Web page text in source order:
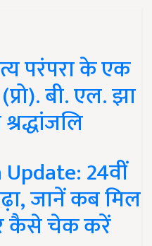
परंपरा के एक
बी. एल. झा
24वीं
जानें कब मिल
कैसे चेक करें